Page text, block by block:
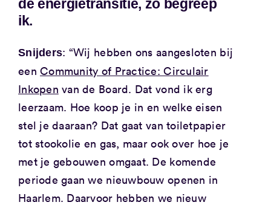
de energietransitie, zo begreep
ik.
Snijders: “Wij hebben ons aangesloten bij
eenCommunity of Practice: Circulair
Inkopen van de Board. Dat vond ik erg
leerzaam. Hoe koop je in en welke eisen
stel je daaraan? Dat gaat van toiletpapier
tot stookolie en gas, maar ook over hoe je
met je gebouwen omgaat. De komende
periode gaan we nieuwbouw openen in
Haarlem. Daarvoor hebben we nieuw